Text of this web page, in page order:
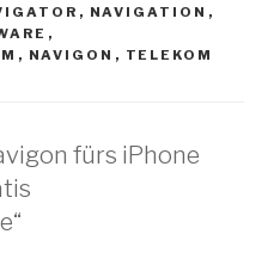
, NAVIGATION ,
,
, NAVIGON , TELEKOM
fürs iPhone